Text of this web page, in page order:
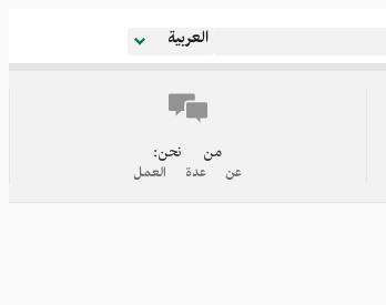
العربية
من نحن:
عن عدة العمل